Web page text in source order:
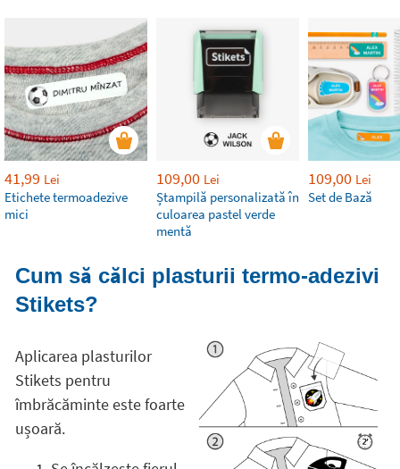
41,99 Lei
Etichete termoadezive
mici
109,00 Lei
Ștampilă personalizată în
culoarea pastel verde
mentă
109,00 Lei
Set de Bază
Cum să călci plasturii termo-adezivi
Stikets?
Aplicarea plasturilor
Stikets pentru
îmbrăcăminte este foarte
ușoară.